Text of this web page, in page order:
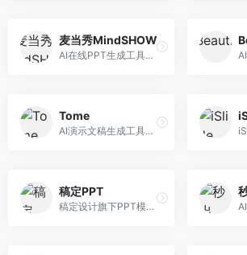
麦当秀MindSHOW
AI在线PPT生成工具，支持思维导图转PPT。面向职场人士，提供思维导图导入、PPT生成、模板选择等服务，思维导图转PPT效率高。
Tome
AI演示文稿生成工具，专注于故事化演示创作。面向创业者和营销人员，提供故事叙述、视觉设计、内容生成等服务，演示文稿叙事性强。
稿定PPT
稿定设计旗下PPT模板资源库，整合AI生成功能。面向设计师和职场人士，提供海量PPT模板、AI内容生成等服务，模板质量高。